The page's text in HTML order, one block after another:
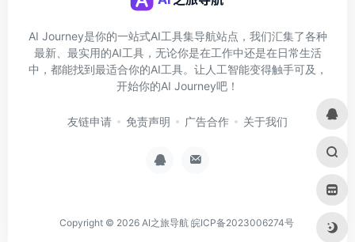
AI Journey是你的一站式AI工具集导航站点，我们汇集了各种
最新、最实用的AI工具，无论你是在工作中还是在日常生活
中，都能找到最适合你的AI工具。让人工智能变得触手可及，
开始你的AI Journey吧！
友链申请 免责声明 广告合作 关于我们
Copyright © 2026 AI之旅导航 皖ICP备2023006274号